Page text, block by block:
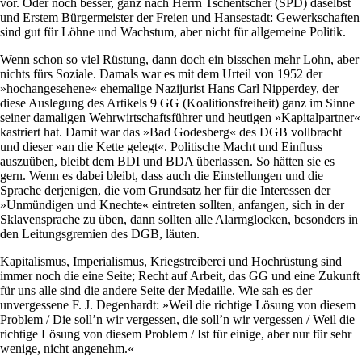
vor. Oder noch besser, ganz nach Herrn Tschentscher (SPD) daselbst
und Erstem Bürgermeister der Freien und Hansestadt: Gewerkschaften
sind gut für Löhne und Wachstum, aber nicht für allgemeine Politik.
Wenn schon so viel Rüstung, dann doch ein bisschen mehr Lohn, aber
nichts fürs Soziale. Damals war es mit dem Urteil von 1952 der
»hochangesehene« ehemalige Nazijurist Hans Carl Nipperdey, der
diese Auslegung des Artikels 9 GG (Koalitionsfreiheit) ganz im Sinne
seiner damaligen Wehrwirtschaftsführer und heutigen »Kapitalpartner«
kastriert hat. Damit war das »Bad Godesberg« des DGB vollbracht
und dieser »an die Kette gelegt«. Politische Macht und Einfluss
auszuüben, bleibt dem BDI und BDA überlassen. So hätten sie es
gern. Wenn es dabei bleibt, dass auch die Einstellungen und die
Sprache derjenigen, die vom Grundsatz her für die Interessen der
»Unmündigen und Knechte« eintreten sollten, anfangen, sich in der
Sklavensprache zu üben, dann sollten alle Alarmglocken, besonders in
den Leitungsgremien des DGB, läuten.
Kapitalismus, Imperialismus, Kriegstreiberei und Hochrüstung sind
immer noch die eine Seite; Recht auf Arbeit, das GG und eine Zukunft
für uns alle sind die andere Seite der Medaille. Wie sah es der
unvergessene F. J. Degenhardt: »Weil die richtige Lösung von diesem
Problem / Die soll’n wir vergessen, die soll’n wir vеrgessen / Weil diе
richtige Lösung von diesem Problem / Ist für einige, aber nur für sehr
wenige, nicht angenehm.«